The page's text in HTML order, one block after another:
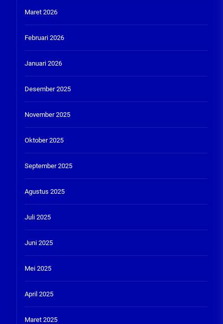
Maret 2026
Februari 2026
Januari 2026
Desember 2025
November 2025
Oktober 2025
September 2025
Agustus 2025
Juli 2025
Juni 2025
Mei 2025
April 2025
Maret 2025